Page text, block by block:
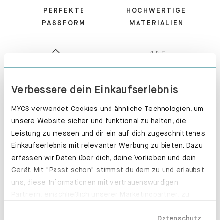
Verbessere dein Einkaufserlebnis
MYCS verwendet Cookies und ähnliche Technologien, um
unsere Website sicher und funktional zu halten, die
Leistung zu messen und dir ein auf dich zugeschnittenes
Einkaufserlebnis mit relevanter Werbung zu bieten. Dazu
erfassen wir Daten über dich, deine Vorlieben und dein
Gerät. Mit "Passt schon" stimmst du dem zu und erlaubst
uns, diese Informationen mit vertrauenswürdigen
Datenschutz
PERFEKTE
PASSFORM
HOCHWERTIGE
MATERIALIEN
KUNDENSERVICE
MONTIERT -
100 TAGE
RÜCKGABE
EXPRESS-
PRODUKTION